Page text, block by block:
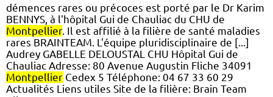
démences rares ou précoces est porté par le Dr Karim
BENNYS, à l'hôpital Gui de Chauliac du CHU de
Montpellier. Il est affilié à la filière de santé maladies
rares BRAINTEAM. L'équipe pluridisciplinaire de [...]
Audrey GABELLE DELOUSTAL CHU Hôpital Gui de
Chauliac Adresse: 80 Avenue Augustin Fliche 34091
Montpellier Cedex 5 Téléphone: 04 67 33 60 29
Actualités Liens utiles Site de la filière: Brain Team